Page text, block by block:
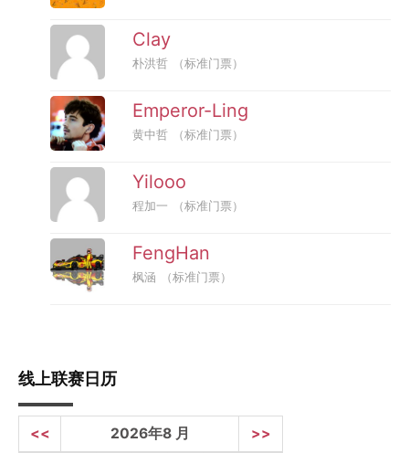
Clay
朴洪哲 （标准门票）
Emperor-Ling
黄中哲 （标准门票）
Yilooo
程加一 （标准门票）
FengHan
枫涵 （标准门票）
线上联赛日历
<< 2026年8 月 >>